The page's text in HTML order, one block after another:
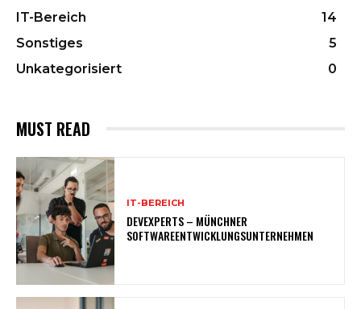
IT-Bereich
14
Sonstiges
5
Unkategorisiert
0
MUST READ
IT-BEREICH
DEVEXPERTS – MÜNCHNER
SOFTWAREENTWICKLUNGSUNTERNEHMEN